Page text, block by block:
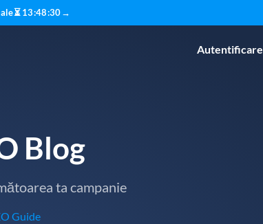
⏳13:48:29→
Autentificare
Blog
ta campanie
Guide